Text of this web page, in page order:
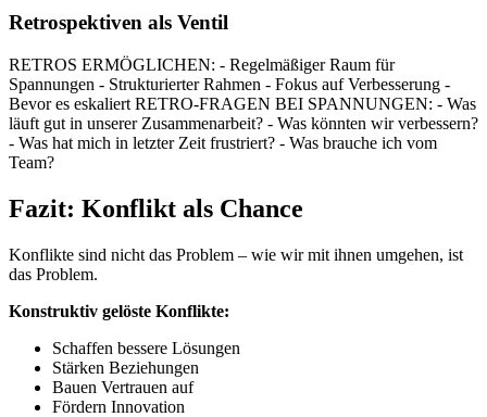
Retrospektiven als Ventil
RETROS ERMÖGLICHEN: - Regelmäßiger Raum für
Spannungen - Strukturierter Rahmen - Fokus auf Verbesserung -
Bevor es eskaliert RETRO-FRAGEN BEI SPANNUNGEN: - Was
läuft gut in unserer Zusammenarbeit? - Was könnten wir verbessern?
- Was hat mich in letzter Zeit frustriert? - Was brauche ich vom
Team?
Fazit: Konflikt als Chance
Konflikte sind nicht das Problem – wie wir mit ihnen umgehen, ist
das Problem.
Konstruktiv gelöste Konflikte:
Schaffen bessere Lösungen
Stärken Beziehungen
Bauen Vertrauen auf
Fördern Innovation